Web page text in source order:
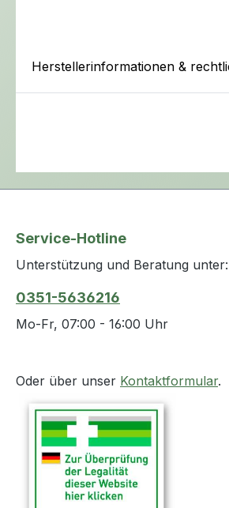
Herstellerinformationen &
Service-Hotline
Unterstützung und Beratung unter:
0351-5636216
Mo-Fr, 07:00 - 16:00 Uhr
Oder über unser Kontaktformular.